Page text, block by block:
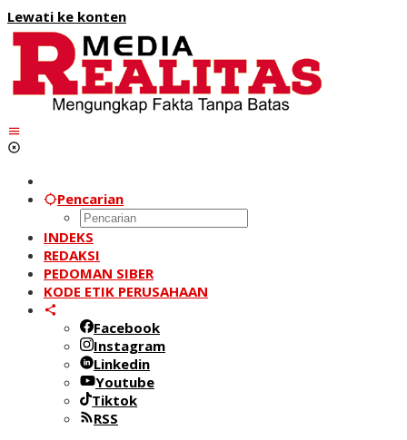
Lewati ke konten
Pencarian
INDEKS
REDAKSI
PEDOMAN SIBER
KODE ETIK PERUSAHAAN
Facebook
Instagram
Linkedin
Youtube
Tiktok
RSS